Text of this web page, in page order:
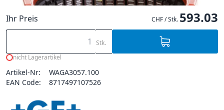
Ihr Preis CHF / Stk. 593.03
Stk.
nicht Lagerartikel
Artikel-Nr:
WAGA3057.100
EAN Code:
8717497107526